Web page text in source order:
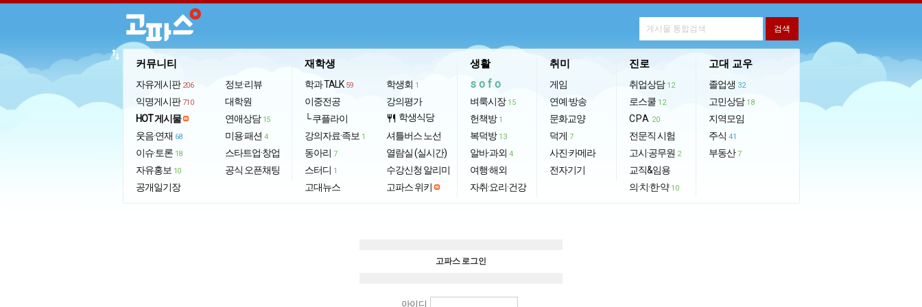
커뮤니티
자유게시판 206
익명게시판 710
HOT 게시물
웃음·연재 68
이슈·토론 18
자유홍보 10
공개일기장
정보·리뷰
대학원
연애상담 15
미용·패션 4
스타트업·창업
공식 오픈채팅
재학생
학과 TALK 59
이중전공
└ 쿠플라이
강의자료·족보 1
동아리 7
스터디 1
고대뉴스
학생회 1
강의평가
restaurant 학생식당
셔틀버스 노선
열람실 (실시간)
수강신청 알리미
고파스 위키
생활
sofo
벼룩시장 15
헌책방 1
복덕방 13
알바·과외 4
여행·해외
자취·요리·건강
취미
게임
연예·방송
문화교양
덕게 7
사진·카메라
전자기기
진로
취업상담 12
로스쿨 12
CPA 20
전문직 시험
고시·공무원 2
교직&임용
의·치·한·약 10
고대 교우
졸업생 32
고민상담 18
지역모임
주식 41
부동산 7
import_export
고파스 로그인
아이디